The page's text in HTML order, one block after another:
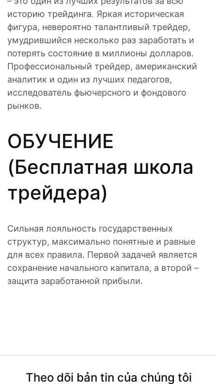
историю трейдинга. Яркая историческая
фигура, невероятно талантливый трейдер,
умудрившийся несколько раз заработать и
потерять состояние в миллионы долларов.
Профессиональный трейдер, американский
аналитик и один из лучших педагогов,
исследователь фьючерсного и фондового
рынков.
ОБУЧЕНИЕ
(Бесплатная школа
трейдера)
Сильная лояльность государственных
структур, максимально понятные и равные
для всех правила. Первой задачей является
сохранение начального капитала, а второй –
защита заработанной прибыли.
Theo dõi bản tin của chúng tôi